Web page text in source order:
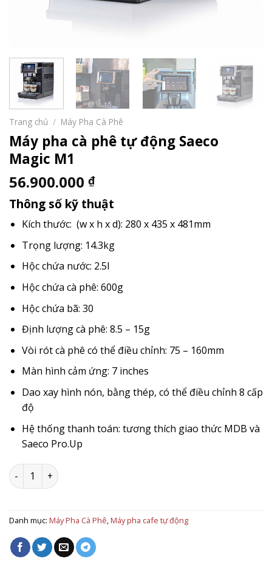
Trang chủ / Máy Pha Cà Phê
Máy pha cà phê tự động Saeco
Magic M1
56.900.000 ₫
Thông số kỹ thuật
Kích thước: (w x h x d): 280 x 435 x 481mm
Trọng lượng: 14.3kg
Hộc chứa nước: 2.5l
Hộc chứa cà phê: 600g
Hộc chứa bã: 30
Định lượng cà phê: 8.5 – 15g
Vòi rót cà phê có thể điều chỉnh: 75 – 160mm
Màn hình cảm ứng: 7 inches
Dao xay hình nón, bằng thép, có thể điều chỉnh 8 cấp
độ
Hệ thống thanh toán: tương thích giao thức MDB và
Saeco Pro.Up
Máy pha cà phê tự động Saeco Magic M1 số lượng
Danh mục: Máy Pha Cà Phê,Máy pha cafe tự động